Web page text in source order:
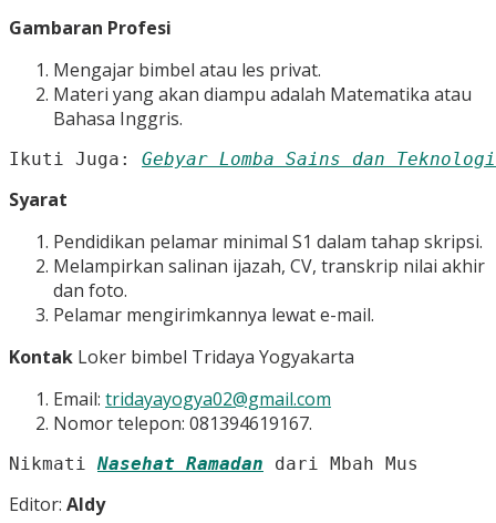
Gambaran Profesi
Mengajar bimbel atau les privat.
Materi yang akan diampu adalah Matematika atau
Bahasa Inggris.
Ikuti Juga: Gebyar Lomba Sains dan Teknologi
Syarat
Pendidikan pelamar minimal S1 dalam tahap skripsi.
Melampirkan salinan ijazah, CV, transkrip nilai akhir
dan foto.
Pelamar mengirimkannya lewat e-mail.
Kontak Loker bimbel Tridaya Yogyakarta
Email: tridayayogya02@gmail.com
Nomor telepon: 081394619167.
Nikmati Nasehat Ramadan dari Mbah Mus
Editor: Aldy